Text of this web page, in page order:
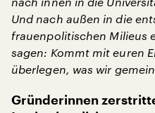
Und nach außen in die
frauenpolitischen Milieus
sagen: Kommt mit euren
überlegen, was wir
Gründerinnen